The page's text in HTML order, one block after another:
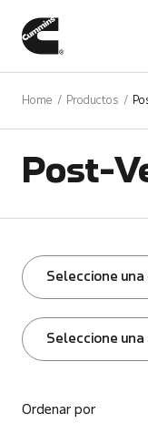
Home Productos
Post-
Seleccione
Seleccione
Ordenar por